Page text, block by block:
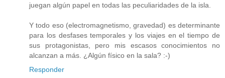
juegan algún papel en todas las peculiaridades de la isla.
Y todo eso (electromagnetismo, gravedad) es determinante
para los desfases temporales y los viajes en el tiempo de
sus protagonistas, pero mis escasos conocimientos no
alcanzan a más. ¿Algún físico en la sala? :-)
Responder